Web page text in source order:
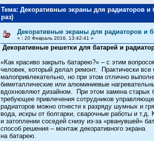
Тема: Декоративные экраны для радиаторов и
раз)
Декоративные экраны для радиаторов и
« : 20 Февраль 2016, 13:42:41 »
Декоративные решетки для батарей и
«Как красиво закрыть батарею?» – с этим
человек, который делал ремонт. Практически все
малопривлекательно, но при этом отлично
биметаллические или алюминиевые
вдохновляют дизайном. При этом замена старых
требующее привлечения сотрудников
радиаторов можно отнести к разряду шумных и
вода, искры от болгарки, сварочные работы и
и затоплении соседей снизу из-за «рванувшей»
способ решения – монтаж декоративного экрана
на батарею.